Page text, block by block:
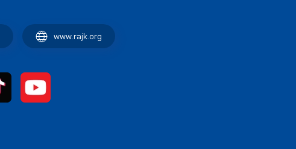
www.rajk.org